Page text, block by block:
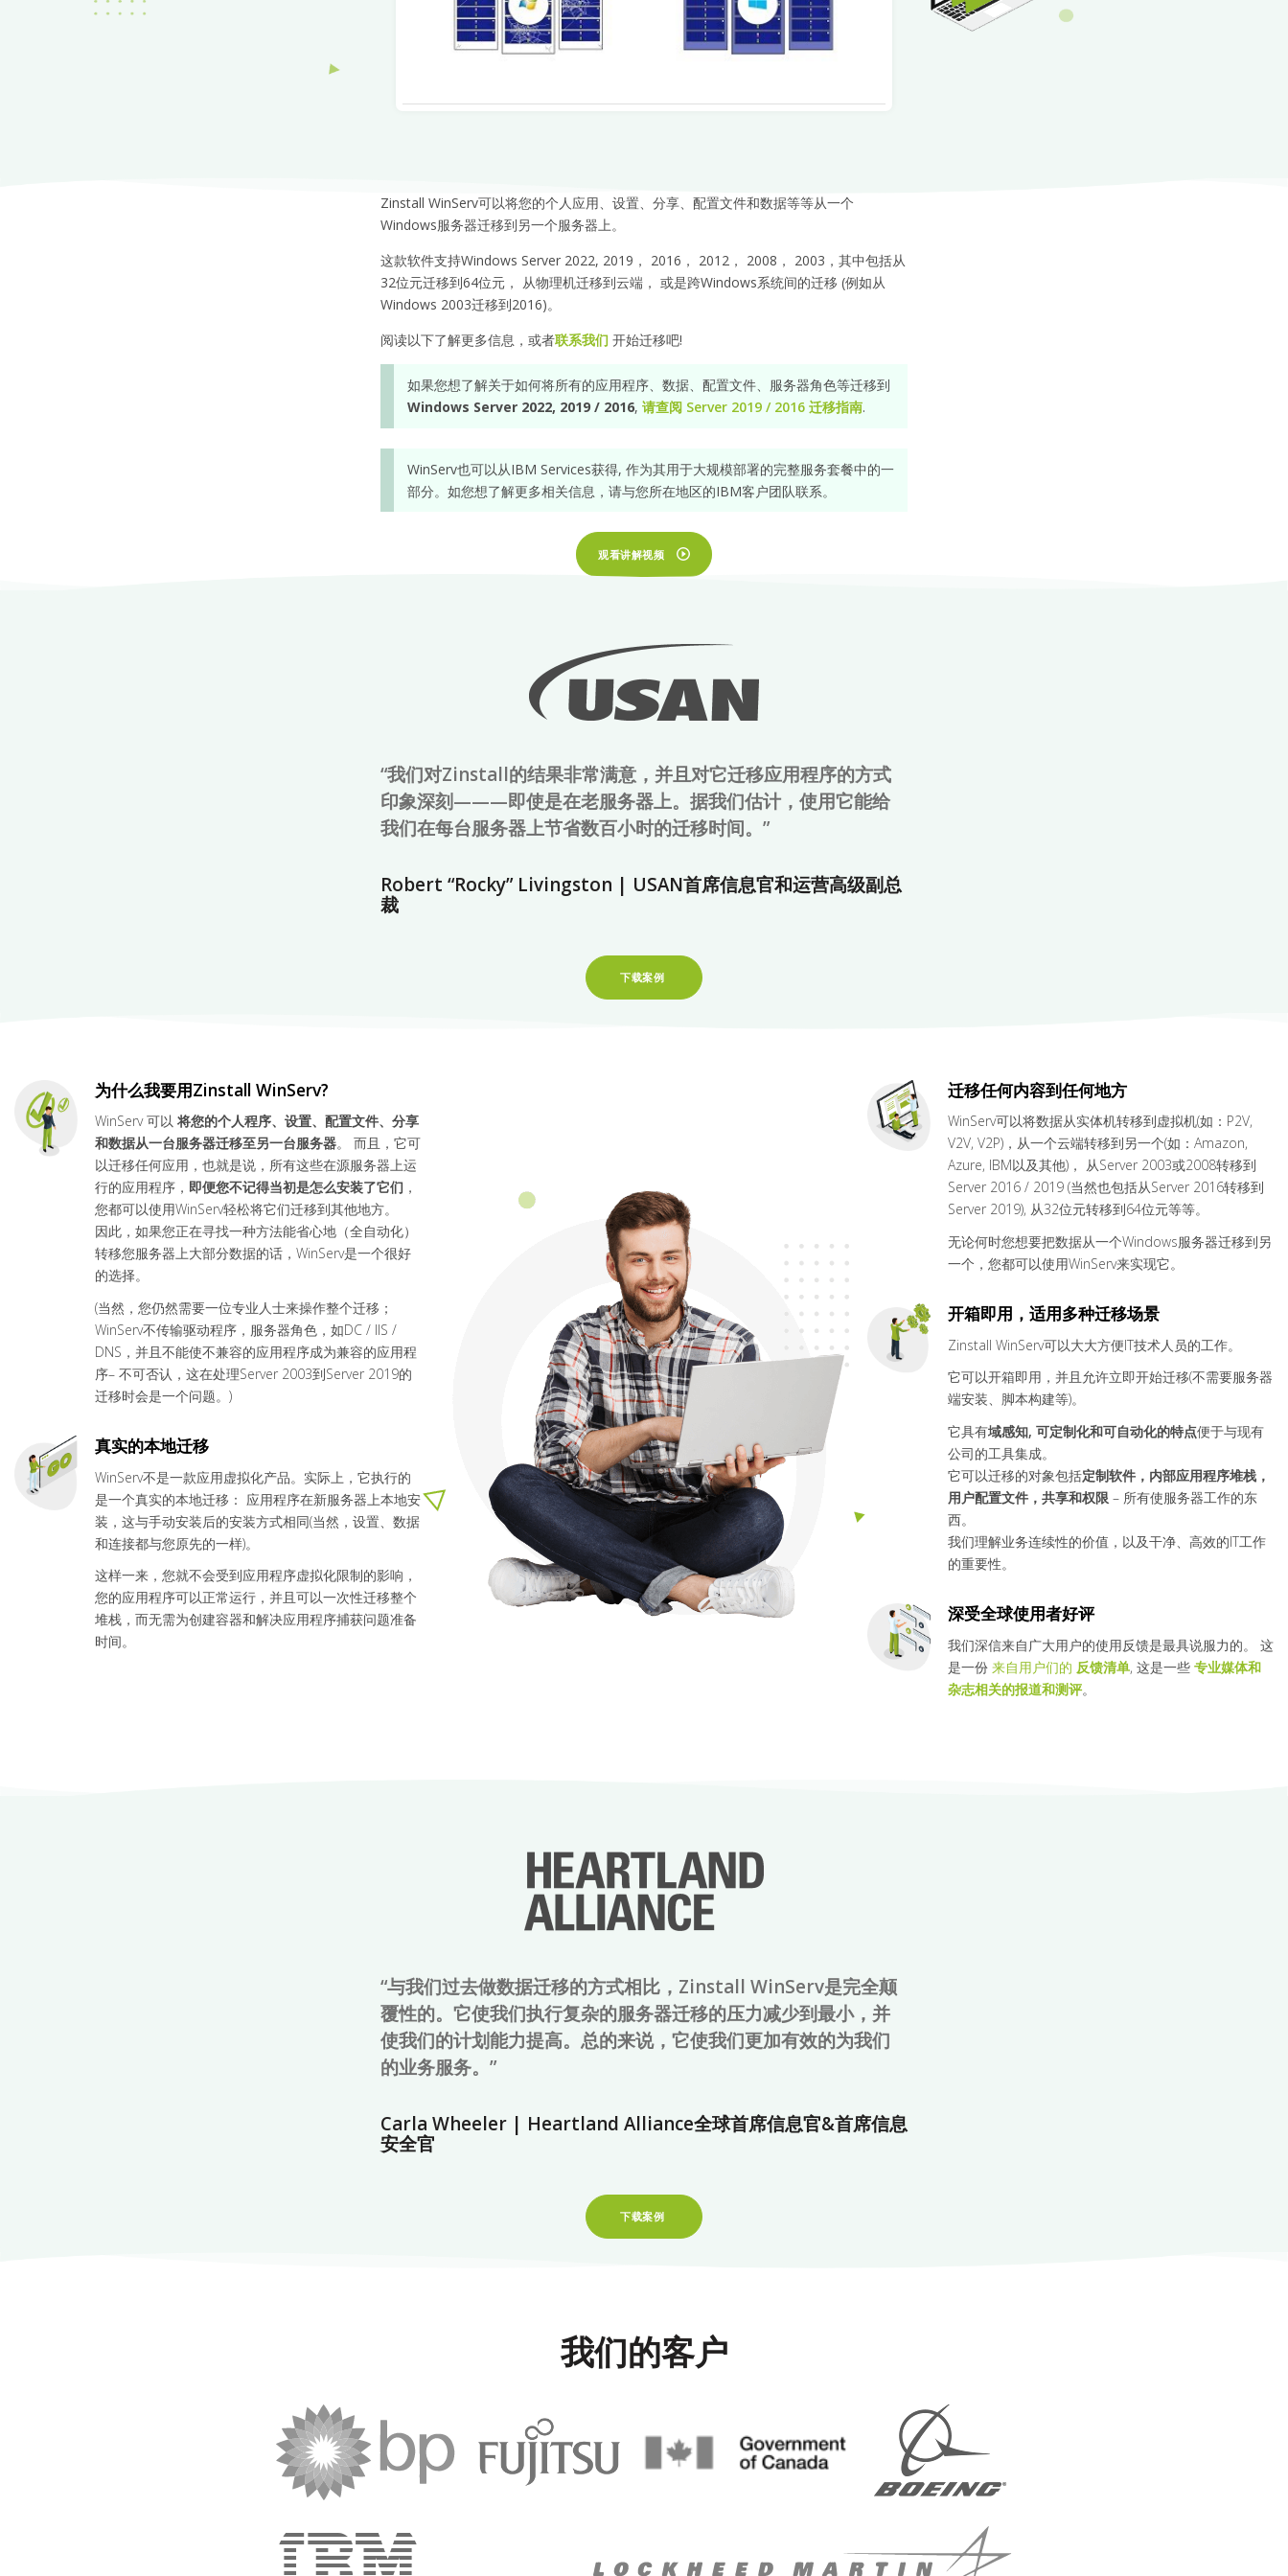
Zinstall WinServ可以将您的个人应用、设置、分享、配置文件和数据等等从一个
Windows服务器迁移到另一个服务器上。
这款软件支持Windows Server 2022, 2019， 2016， 2012， 2008， 2003，其中包括从
32位元迁移到64位元， 从物理机迁移到云端， 或是跨Windows系统间的迁移 (例如从
Windows 2003迁移到2016)。
阅读以下了解更多信息，或者联系我们开始迁移吧!
如果您想了解关于如何将所有的应用程序、数据、配置文件、服务器角色等迁移到
Windows Server 2022, 2019 / 2016, 请查阅 Server 2019 / 2016 迁移指南.
WinServ也可以从IBM Services获得, 作为其用于大规模部署的完整服务套餐中的一
部分。如您想了解更多相关信息，请与您所在地区的IBM客户团队联系。
观看讲解视频
“我们对Zinstall的结果非常满意，并且对它迁移应用程序的方式
印象深刻———即使是在老服务器上。据我们估计，使用它能给
我们在每台服务器上节省数百小时的迁移时间。”
Robert “Rocky” Livingston | USAN首席信息官和运营高级副总
裁
下载案例
为什么我要用Zinstall WinServ?
WinServ 可以 将您的个人程序、设置、配置文件、分享
和数据从一台服务器迁移至另一台服务器。 而且，它可
以迁移任何应用，也就是说，所有这些在源服务器上运
行的应用程序， 即便您不记得当初是怎么安装了它们 ，
您都可以使用WinServ轻松将它们迁移到其他地方。
因此，如果您正在寻找一种方法能省心地（全自动化）
转移您服务器上大部分数据的话，WinServ是一个很好
的选择。
(当然，您仍然需要一位专业人士来操作整个迁移；
WinServ不传输驱动程序，服务器角色，如DC / IIS /
DNS，并且不能使不兼容的应用程序成为兼容的应用程
序– 不可否认，这在处理Server 2003到Server 2019的
迁移时会是一个问题。)
真实的本地迁移
WinServ不是一款应用虚拟化产品。实际上，它执行的
是一个真实的本地迁移： 应用程序在新服务器上本地安
装，这与手动安装后的安装方式相同(当然，设置、数据
和连接都与您原先的一样)。
这样一来，您就不会受到应用程序虚拟化限制的影响，
您的应用程序可以正常运行，并且可以一次性迁移整个
堆栈，而无需为创建容器和解决应用程序捕获问题准备
时间。
迁移任何内容到任何地方
WinServ可以将数据从实体机转移到虚拟机(如：P2V,
V2V, V2P)，从一个云端转移到另一个(如：Amazon,
Azure, IBM以及其他)， 从Server 2003或2008转移到
Server 2016 / 2019 (当然也包括从Server 2016转移到
Server 2019), 从32位元转移到64位元等等。
无论何时您想要把数据从一个Windows服务器迁移到另
一个，您都可以使用WinServ来实现它。
开箱即用，适用多种迁移场景
Zinstall WinServ可以大大方便IT技术人员的工作。
它可以开箱即用，并且允许立即开始迁移(不需要服务器
端安装、脚本构建等)。
它具有域感知, 可定制化和可自动化的特点便于与现有
公司的工具集成。
它可以迁移的对象包括定制软件，内部应用程序堆栈，
用户配置文件，共享和权限 – 所有使服务器工作的东
西。
我们理解业务连续性的价值，以及干净、高效的IT工作
的重要性。
深受全球使用者好评
我们深信来自广大用户的使用反馈是最具说服力的。 这
是一份 来自用户们的 反馈清单, 这是一些 专业媒体和
杂志相关的报道和测评。
“与我们过去做数据迁移的方式相比，Zinstall WinServ是完全颠
覆性的。它使我们执行复杂的服务器迁移的压力减少到最小，并
使我们的计划能力提高。总的来说，它使我们更加有效的为我们
的业务服务。”
Carla Wheeler | Heartland Alliance全球首席信息官&首席信息
安全官
下载案例
我们的客户